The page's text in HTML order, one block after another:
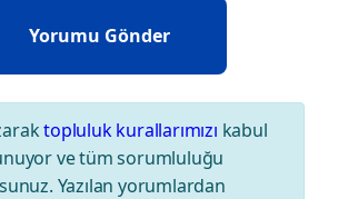
topluluk kurallarımızı kabul
ve tüm sorumluluğu
Yazılan yorumlardan